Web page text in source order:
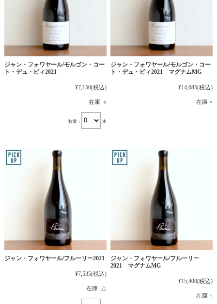
ジャン・フォワヤール/モルゴン・コー
ト・デュ・ピィ2021
¥7,150(税込)
在庫 ○
数量： 本
ジャン・フォワヤール/モルゴン・コー
ト・デュ・ピィ2021 マグナムMG
¥14,685(税込)
在庫 ×
ジャン・フォワヤール/フルーリー2021
¥7,535(税込)
在庫 △
ジャン・フォワヤール/フルーリー
2021 マグナムMG
¥15,400(税込)
在庫 ×